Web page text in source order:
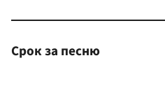
Срок за песню